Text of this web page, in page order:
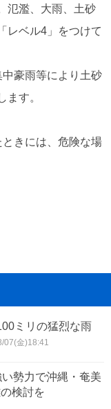
氾濫、大雨、土砂
レベル4」をつけて
豪雨等により土砂
ます。
きには、危険な場
ミリの猛烈な雨
07(金)18:41
勢力で沖縄・奄美
検討を